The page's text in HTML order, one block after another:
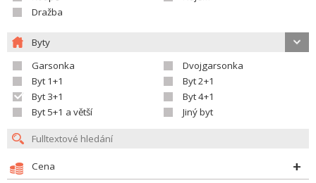
Dražba
Byty
Garsonka
Dvojgarsonka
Byt 1+1
Byt 2+1
Byt 3+1
Byt 4+1
Byt 5+1 a větší
Jiný byt
Cena